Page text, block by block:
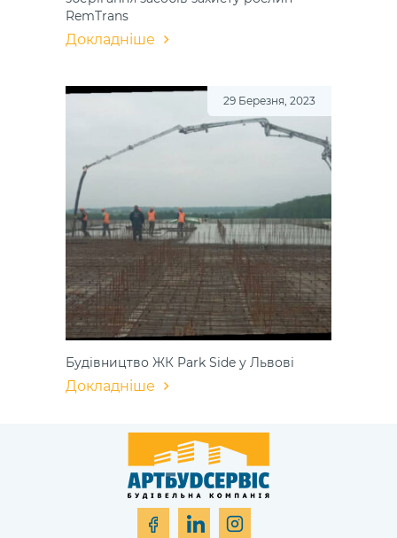
RemTrans
Докладніше
29 Березня, 2023
Будівництво ЖК Park Side у Львові
Докладніше